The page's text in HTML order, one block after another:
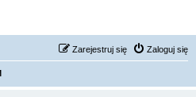
Zaloguj się
Zarejestruj się